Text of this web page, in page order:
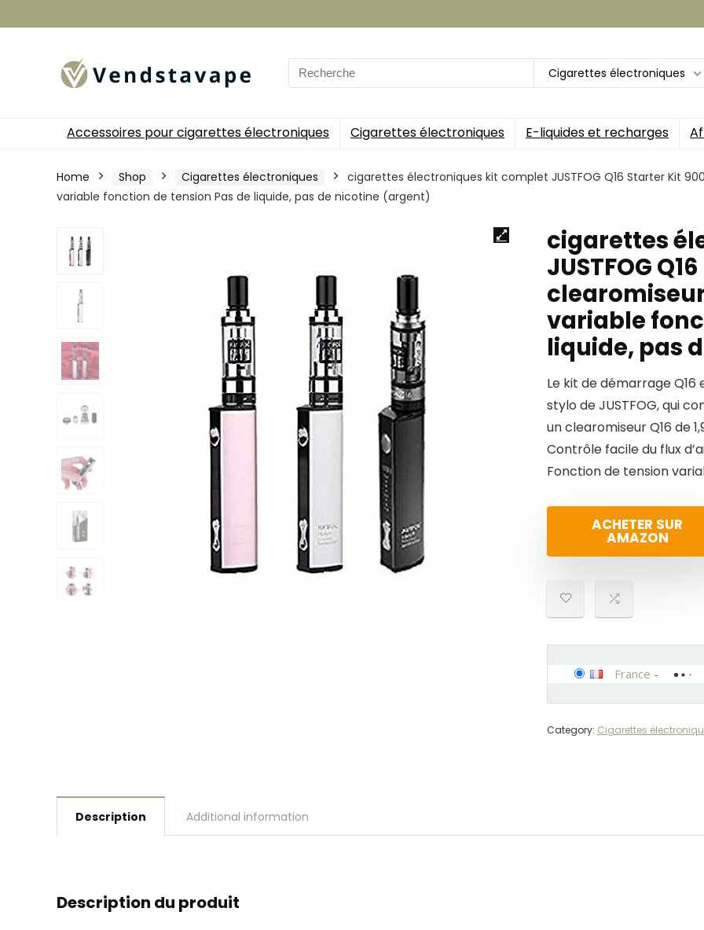
Search
for:
Cigarettes électroniques
Accessoires pour cigarettes électroniques Cigarettes électroniques E-liquides et recharges
Home Shop Cigarettes électroniques
cigarettes électroniques kit complet JUSTFOG Q16 Starter Kit
variable fonction de tension Pas de liquide, pas de nicotine (argent)
cigarettes
JUSTFOG
clearomiseur
variable
liquide, pas
Le kit de démarrage
stylo de JUSTFOG, qui
un clearomiseur Q16 de
Contrôle facile du flux
Fonction de tension
ACHETER SUR
AMAZON
France -
Category: Cigarettes
Description Additional information
Description du produit